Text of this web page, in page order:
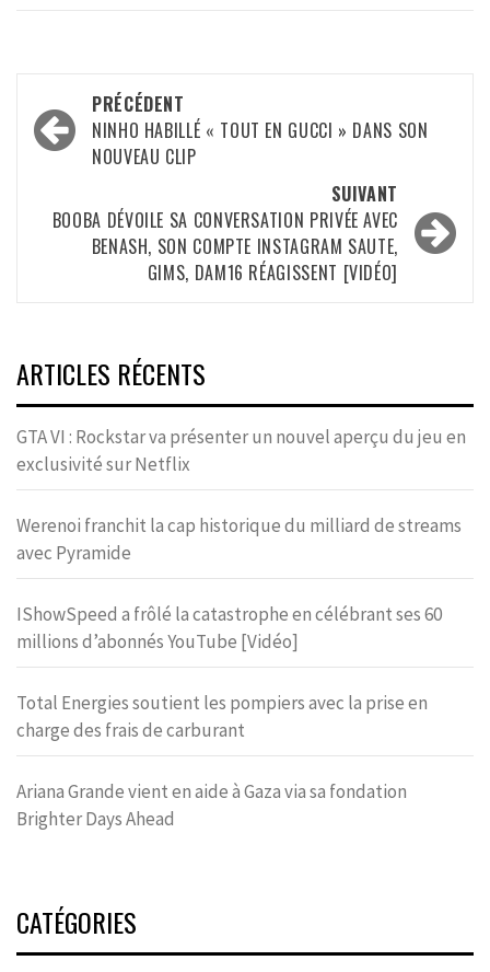
Navigation
d’article
PRÉCÉDENT
NINHO HABILLÉ « TOUT EN GUCCI » DANS SON
NOUVEAU CLIP
SUIVANT
BOOBA DÉVOILE SA CONVERSATION PRIVÉE AVEC
BENASH, SON COMPTE INSTAGRAM SAUTE,
GIMS, DAM16 RÉAGISSENT [VIDÉO]
ARTICLES RÉCENTS
GTA VI : Rockstar va présenter un nouvel aperçu du jeu en
exclusivité sur Netflix
Werenoi franchit la cap historique du milliard de streams
avec Pyramide
IShowSpeed a frôlé la catastrophe en célébrant ses 60
millions d’abonnés YouTube [Vidéo]
Total Energies soutient les pompiers avec la prise en
charge des frais de carburant
Ariana Grande vient en aide à Gaza via sa fondation
Brighter Days Ahead
CATÉGORIES